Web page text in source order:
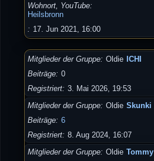
Wohnort, YouTube
Heilsbronn
17. Jun 2021, 16:00
Mitglieder der Gruppe Oldie ICHI
Beiträge
0
Registriert
3. Mai 2026, 19:53
Mitglieder der Gruppe
Oldie Skunki
Beiträge
6
Registriert
8. Aug 2024, 16:07
Mitglieder der Gruppe
Oldie Tommy